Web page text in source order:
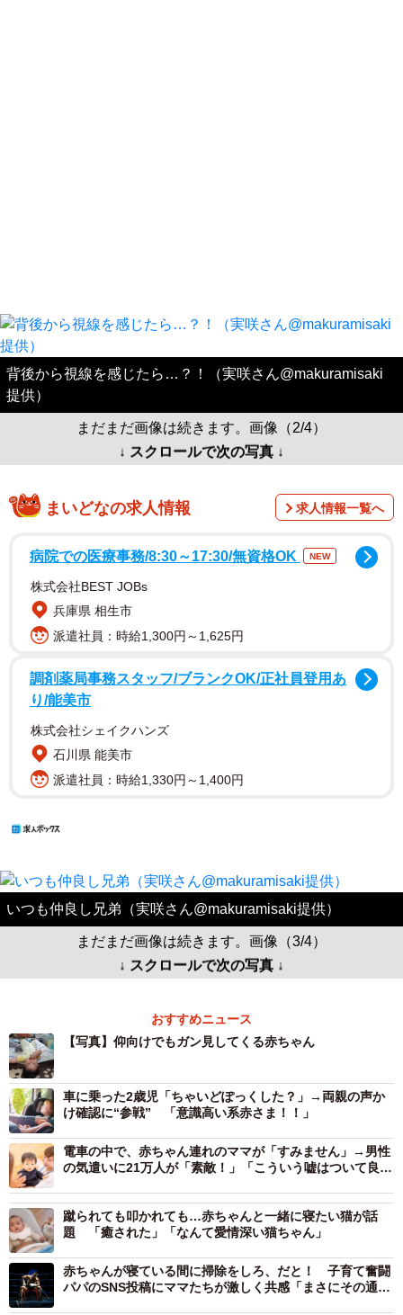
背後から視線を感じたら…？！（実咲さん@makuramisaki
提供）
まだまだ画像は続きます。画像（2/4）
↓ スクロールで次の写真 ↓
まいどなの求人情報 求人情報一覧へ
病院での医療事務/8:30～17:30/無資格OK NEW
株式会社BEST JOBs
兵庫県 相生市
派遣社員：時給1,300円～1,625円
調剤薬局事務スタッフ/ブランクOK/正社員登用あ
り/能美市
株式会社シェイクハンズ
石川県 能美市
派遣社員：時給1,330円～1,400円
いつも仲良し兄弟（実咲さん@makuramisaki提供）
まだまだ画像は続きます。画像（3/4）
↓ スクロールで次の写真 ↓
おすすめニュース
【写真】仰向けでもガン見してくる赤ちゃん
車に乗った2歳児「ちゃいどぽっくした？」→両親の声か
け確認に“参戦” 「意識高い系赤さま！！」
電車の中で、赤ちゃん連れのママが「すみません」→男性
の気遣いに21万人が「素敵！」「こういう嘘はついて良
蹴られても叩かれても…赤ちゃんと一緒に寝たい猫が話
題 「癒された」「なんて愛情深い猫ちゃん」
赤ちゃんが寝ている間に掃除をしろ、だと！ 子育て奮闘
パパのSNS投稿にママたちが激しく共感「まさにその通